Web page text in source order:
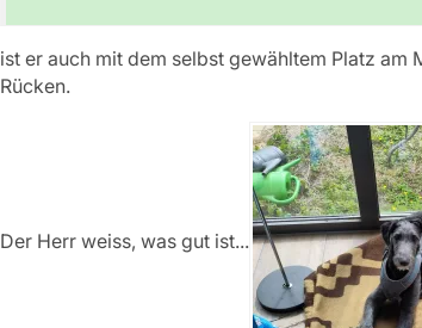
ist er auch mit dem selbst gewähltem Platz am
Rücken.
Der Herr weiss, was gut ist...